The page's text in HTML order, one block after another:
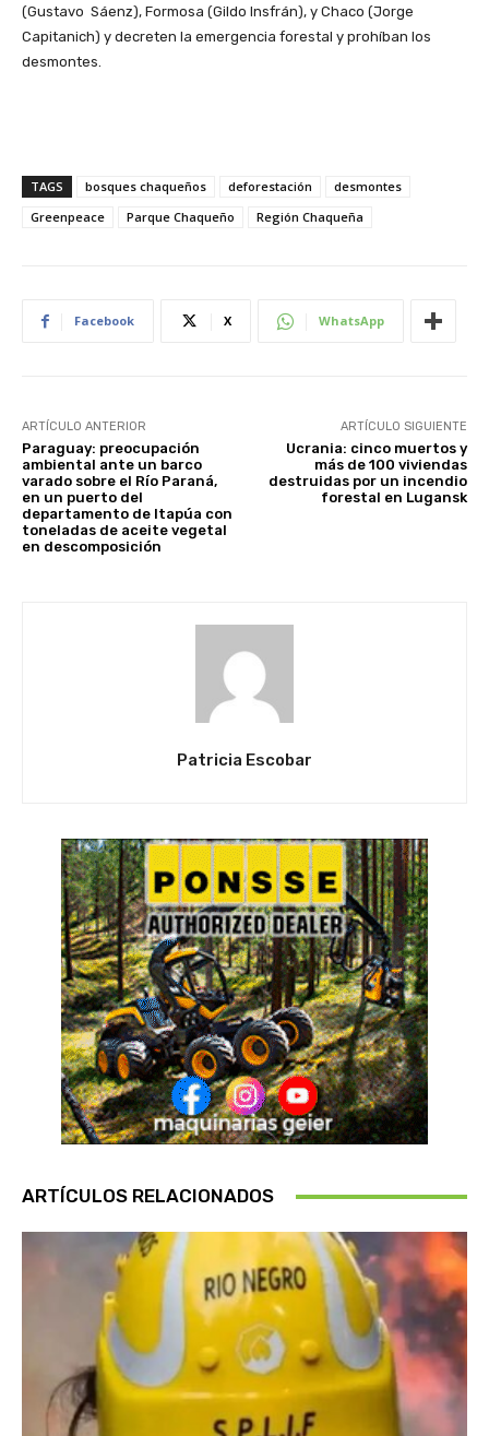
(Gustavo Sáenz), Formosa (Gildo Insfrán), y Chaco (Jorge
Capitanich) y decreten la emergencia forestal y prohíban los
desmontes.
TAGS bosques chaqueños deforestación
desmontes
Greenpeace
Parque Chaqueño Región Chaqueña
Facebook X WhatsApp
ARTÍCULO ANTERIOR
Paraguay: preocupación
ambiental ante un barco
varado sobre el Río Paraná,
en un puerto del
departamento de Itapúa con
toneladas de aceite vegetal
en descomposición
ARTÍCULO SIGUIENTE
Ucrania: cinco muertos y
más de 100 viviendas
destruidas por un incendio
forestal en Lugansk
Patricia Escobar
ARTÍCULOS RELACIONADOS